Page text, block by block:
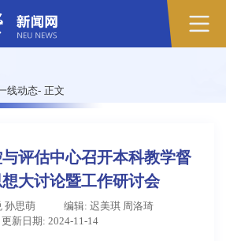
线动态- 正文
评估中心召开本科教学督
大讨论暨工作研讨会
孙思萌
编辑: 迟美琪 周洛琦
更新日期: 2024-11-14
原